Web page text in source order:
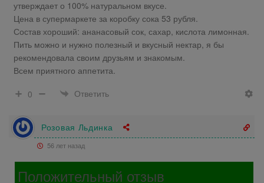
утверждает о 100% натуральном вкусе.
Цена в супермаркете за коробку сока 53 рубля.
Состав хороший: ананасовый сок, сахар, кислота лимонная.
Пить можно и нужно полезный и вкусный нектар, я бы
рекомендовала своим друзьям и знакомым.
Всем приятного аппетита.
0
Ответить
Розовая Льдинка
56 лет назад
Положительный отзыв